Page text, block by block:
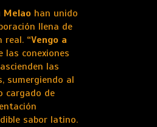
Melao han unido
llena de
real. “Vengo a
las conexiones
las
sumergiendo al
cargado de
sabor latino.